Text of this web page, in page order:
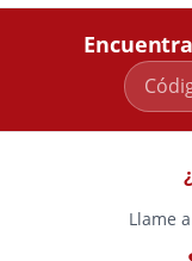
Llame